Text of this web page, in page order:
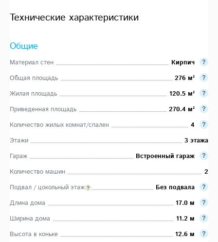
Технические характеристики
Общие
Материал стен
Кирпич
Общая площадь
276 м²
Жилая площадь
120.5 м²
Приведенная площадь
270.4 м²
Количество жилых комнат/спален
4
Этажи
3 этажа
Гараж
Встроенный гараж
Количество машин
2
Подвал / цокольный этаж
Без подвала
Длина дома
17.0 м
Ширина дома
11.2 м
Высота в коньке
12.6 м